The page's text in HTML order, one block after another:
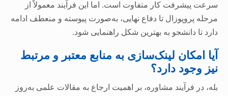
سرعت پیشرفت کار متفاوت است. اما این فرآیند معمولاً از
مرحله پروپوزال تا دفاع نهایی، به‌صورت پیوسته و منعطف ادامه
دارد تا دانشجو به بهترین شکل راهنمایی شود.
آیا امکان لینک‌سازی به منابع معتبر و مرتبط
نیز وجود دارد؟
بله، در فرآیند مشاوره، بر اهمیت ارجاع به مقالات علمی به‌روز